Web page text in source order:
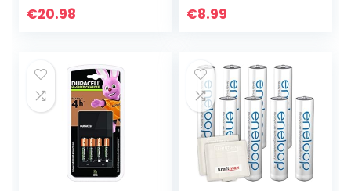
capaciteit en
€20.98
vermogensvereist
€8.99